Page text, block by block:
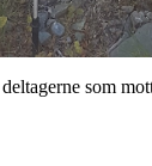
som